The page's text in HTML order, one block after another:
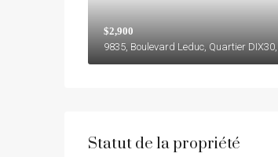
$2,900
Statut de la propriété